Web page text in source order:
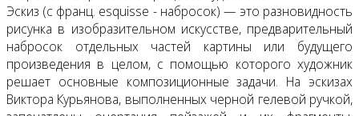
Эскиз (с франц. esquisse - набросок) — это разновидность
рисунка в изобразительном искусстве, предварительный
набросок отдельных частей картины или будущего
произведения в целом, с помощью которого художник
решает основные композиционные задачи. На эскизах
Виктора Курьянова, выполненных черной гелевой ручкой,